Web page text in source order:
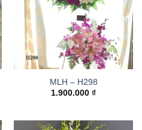
MLH – H298
1.900.000 ₫